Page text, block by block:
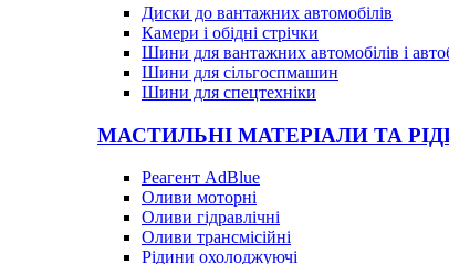
Диски до вантажних автомобілів
Камери і обідні стрічки
Шини для вантажних автомобілів і
Шини для сільгоспмашин
Шини для спецтехніки
МАСТИЛЬНІ МАТЕРІАЛИ ТА
Реагент AdBlue
Оливи моторні
Оливи гідравлічні
Оливи трансмісійні
Рідини охолоджуючі